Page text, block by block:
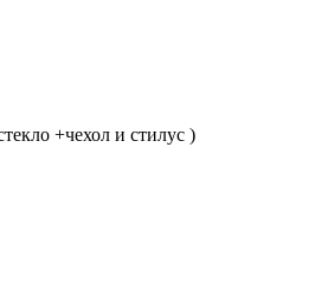
+чехол и стилус )